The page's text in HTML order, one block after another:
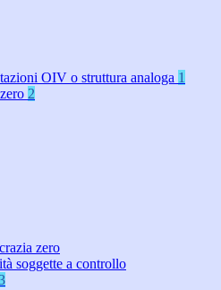
OIV o struttura analoga 1
2
zero
soggette a controllo